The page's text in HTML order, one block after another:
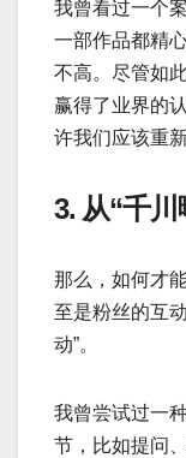
我曾看过一个
一部作品都精
不高。尽管如
赢得了业界的
许我们应该重
3. 从“千
那么，如何才
至是粉丝的互
动”。
我曾尝试过一
节，比如提问